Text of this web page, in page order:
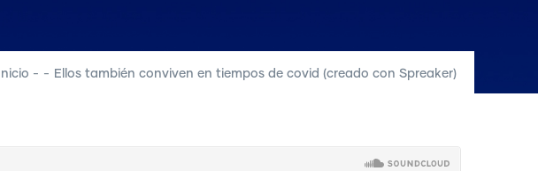
Inicio - - Ellos también conviven en tiempos de covid (creado con Spreaker)